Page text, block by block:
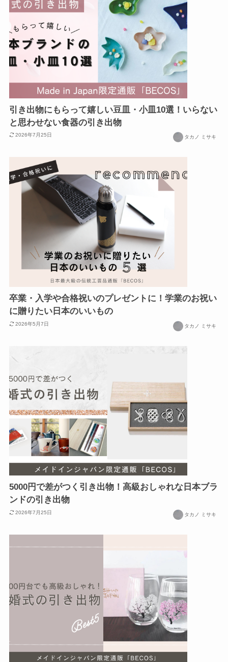
引き出物にもらって嬉しい豆皿・小皿10選！いらない
と思わせない食器の引き出物
2026年7月25日 タカノ ミサキ
卒業・入学や合格祝いのプレゼントに！学業のお祝い
に贈りたい日本のいいもの
2026年5月7日 タカノ ミサキ
5000円で差がつく引き出物！高級おしゃれな日本ブラ
ンドの引き出物
2026年7月25日 タカノ ミサキ